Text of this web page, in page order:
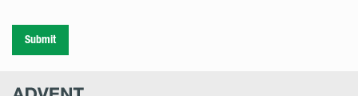
Submit
Advent